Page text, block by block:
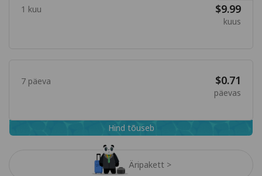
Äripakett >
1 kuu $9.99
kuus
7 päeva $0.71
päevas
Hind tõuseb